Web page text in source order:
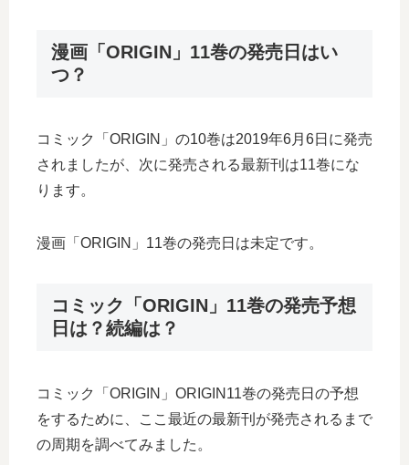
漫画「ORIGIN」11巻の発売日はい
つ？
コミック「ORIGIN」の10巻は2019年6月6日に発売
されましたが、次に発売される最新刊は11巻にな
ります。
漫画「ORIGIN」11巻の発売日は未定です。
コミック「ORIGIN」11巻の発売予想
日は？続編は？
コミック「ORIGIN」ORIGIN11巻の発売日の予想
をするために、ここ最近の最新刊が発売されるまで
の周期を調べてみました。